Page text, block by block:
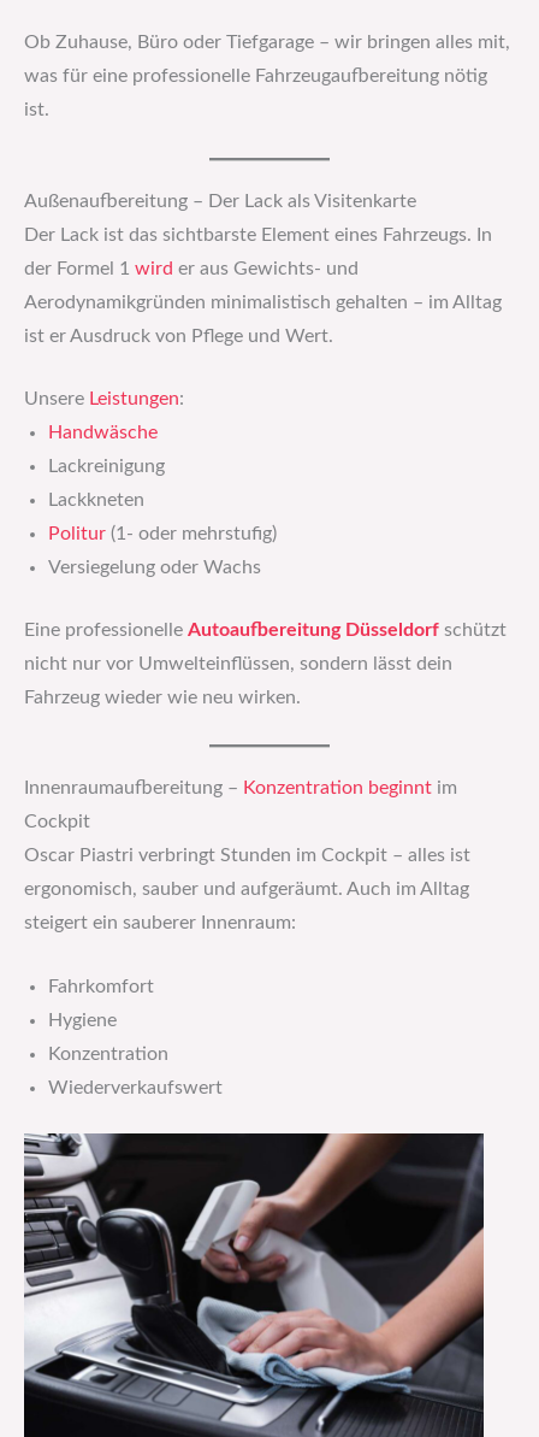
Ob Zuhause, Büro oder Tiefgarage – wir bringen alles mit,
was für eine professionelle Fahrzeugaufbereitung nötig
ist.
Außenaufbereitung – Der Lack als Visitenkarte
Der Lack ist das sichtbarste Element eines Fahrzeugs. In
der Formel 1 wird er aus Gewichts- und
Aerodynamikgründen minimalistisch gehalten – im Alltag
ist er Ausdruck von Pflege und Wert.
Unsere Leistungen:
Handwäsche
Lackreinigung
Lackkneten
Politur (1- oder mehrstufig)
Versiegelung oder Wachs
Eine professionelle Autoaufbereitung Düsseldorf schützt
nicht nur vor Umwelteinflüssen, sondern lässt dein
Fahrzeug wieder wie neu wirken.
Innenraumaufbereitung – Konzentration beginnt im
Cockpit
Oscar Piastri verbringt Stunden im Cockpit – alles ist
ergonomisch, sauber und aufgeräumt. Auch im Alltag
steigert ein sauberer Innenraum:
Fahrkomfort
Hygiene
Konzentration
Wiederverkaufswert